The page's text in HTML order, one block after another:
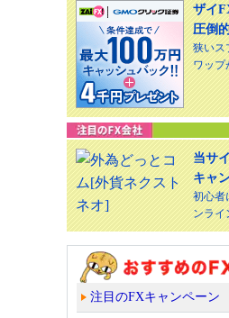
ザイ
圧倒
狭いス
ワップ
当サ
キャ
初心者
ンライ
注目のFXキャンペーン